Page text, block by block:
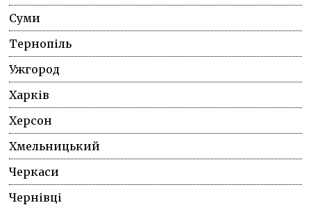
Суми
Тернопіль
Ужгород
Харків
Херсон
Хмельницький
Черкаси
Чернівці